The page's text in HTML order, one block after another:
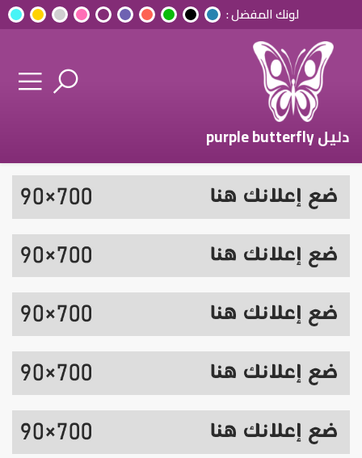
لونك المفضل :
دليل purple butterfly